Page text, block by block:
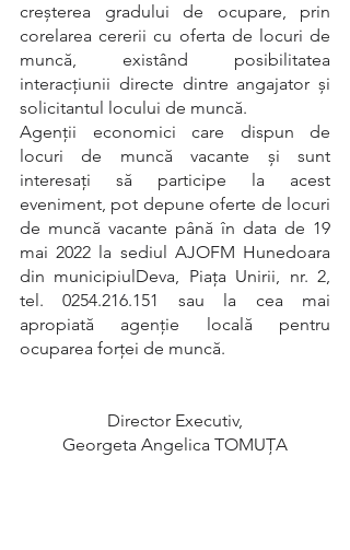
creșterea gradului de ocupare, prin
corelarea cererii cu oferta de locuri de
muncă, existând posibilitatea
interacțiunii directe dintre angajator și
solicitantul locului de muncă.
Agenţii economici care dispun de
locuri de muncă vacante și sunt
interesați să participe la acest
eveniment, pot depune oferte de locuri
de muncă vacante până în data de 19
mai 2022 la sediul AJOFM Hunedoara
din municipiulDeva, Piaţa Unirii, nr. 2,
tel. 0254.216.151 sau la cea mai
apropiată agenţie locală pentru
ocuparea forţei de muncă.
Director Executiv,
Georgeta Angelica TOMUŢA